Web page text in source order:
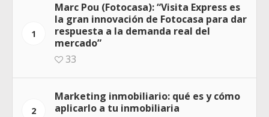
1
Marc Pou (Fotocasa): “Visita Express es
la gran innovación de Fotocasa para dar
respuesta a la demanda real del
mercado”
33
2
Marketing inmobiliario: qué es y cómo
aplicarlo a tu inmobiliaria